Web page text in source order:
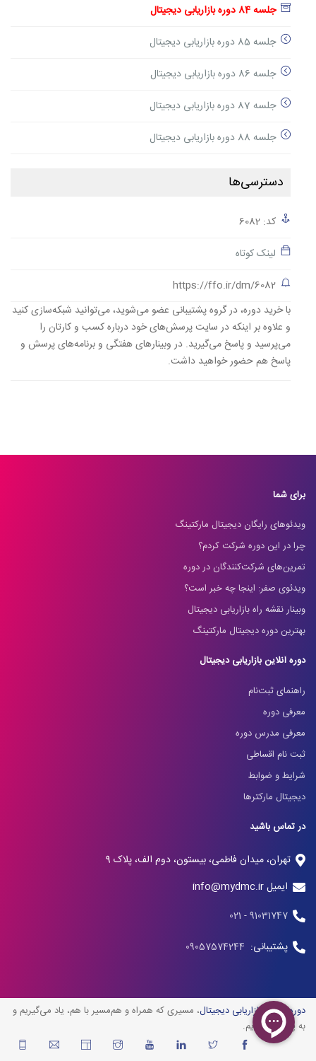
جلسه 84 دوره بازاریابی دیجیتال
جلسه 85 دوره بازاریابی دیجیتال
جلسه 86 دوره بازاریابی دیجیتال
جلسه 87 دوره بازاریابی دیجیتال
جلسه 88 دوره بازاریابی دیجیتال
دسترسی‌ها
کد: 6082
لینک کوتاه
https://ffo.ir/dm/6082
با خرید دوره، در گروه پشتیبانی عضو می‌شوید، می‌توانید شبکه‌سازی کنید
و علاوه بر اینکه در سایت پرسش‌های خود درباره کسب و کارتان را
می‌پرسید و پاسخ می‌گیرید. در وبینارهای هفتگی و برنامه‌های پرسش و
پاسخ هم حضور خواهید داشت.
برای شما
ویدئوهای رایگان دیجیتال مارکتینگ
چرا در این دوره شرکت کردم؟
تمرین‌های شرکت‌کنندگان در دوره
ویدئوی صفر: اینجا چه خبر است؟
وبینار نقشه راه بازاریابی دیجیتال
بهترین دوره دیجیتال مارکتینگ
دوره آنلاین بازاریابی دیجیتال
راهنمای ثبت‌نام
معرفی دوره
معرفی مدرس دوره
ثبت نام اقساطی
شرایط و ضوابط
دیجیتال مارکترها
در تماس باشید
تهران، میدان فاطمی، بیستون، دوم الف، پلاک 9
ایمیل info@mydmc.ir
91031747 - 021
پشتیبانی:
دوره آنلاین بازاریابی دیجیتال، مسیری که همراه و هم‌مسیر با هم، یاد می‌گیریم و
به پیش می‌رویم.